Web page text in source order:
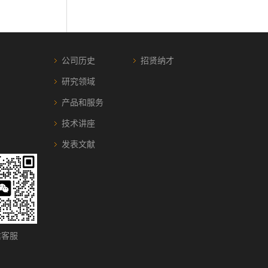
服
公司历史
研究领域
产品和服务
技术讲座
发表文献
招贤纳才